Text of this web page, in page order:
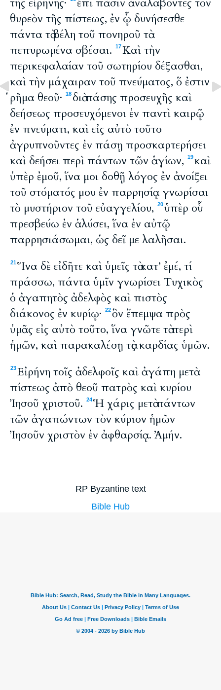
τῆς εἰρήνης·
ἐπὶ πᾶσιν ἀναλαβόντες τὸν
θυρεὸν τῆς πίστεως, ἐν ᾧ δυνήσεσθε
πάντα τὰ βέλη τοῦ πονηροῦ τὰ
πεπυρωμένα σβέσαι.
17Καὶ τὴν
περικεφαλαίαν τοῦ σωτηρίου δέξασθαι,
καὶ τὴν μάχαιραν τοῦ πνεύματος, ὅ ἐστιν
ῥῆμα θεοῦ·
18 διὰ πάσης προσευχῆς καὶ
δεήσεως προσευχόμενοι ἐν παντὶ καιρῷ
ἐν πνεύματι, καὶ εἰς αὐτὸ τοῦτο
ἀγρυπνοῦντες ἐν πάσῃ προσκαρτερήσει
καὶ δεήσει περὶ πάντων τῶν ἁγίων,
19καὶ
ὑπὲρ ἐμοῦ, ἵνα μοι δοθῇ λόγος ἐν ἀνοίξει
τοῦ στόματός μου ἐν παρρησίᾳ γνωρίσαι
τὸ μυστήριον τοῦ εὐαγγελίου,
20ὑπὲρ οὗ
πρεσβεύω ἐν ἁλύσει, ἵνα ἐν αὐτῷ
παρρησιάσωμαι, ὡς δεῖ με λαλῆσαι.
21Ἵνα δὲ εἰδῆτε καὶ ὑμεῖς τὰ κατ’ ἐμέ, τί
πράσσω, πάντα ὑμῖν γνωρίσει Tυχικὸς
ὁ ἀγαπητὸς ἀδελφὸς καὶ πιστὸς
διάκονος ἐν κυρίῳ·
22ὃν ἔπεμψα πρὸς
ὑμᾶς εἰς αὐτὸ τοῦτο, ἵνα γνῶτε τὰ περὶ
ἡμῶν, καὶ παρακαλέσῃ τὰς καρδίας ὑμῶν.
23Εἰρήνη τοῖς ἀδελφοῖς καὶ ἀγάπη μετὰ
πίστεως ἀπὸ θεοῦ πατρὸς καὶ κυρίου
Ἰησοῦ χριστοῦ.
24Ἡ χάρις μετὰ πάντων
τῶν ἀγαπώντων τὸν κύριον ἡμῶν
Ἰησοῦν χριστὸν ἐν ἀφθαρσίᾳ. Ἀμήν.
RP Byzantine text
Bible Hub